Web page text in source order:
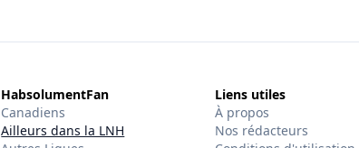
HabsolumentFan
Canadiens
Ailleurs dans la LNH
Liens utiles
À propos
Nos rédacteurs